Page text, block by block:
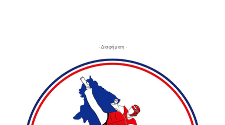
- Διαφήμιση -